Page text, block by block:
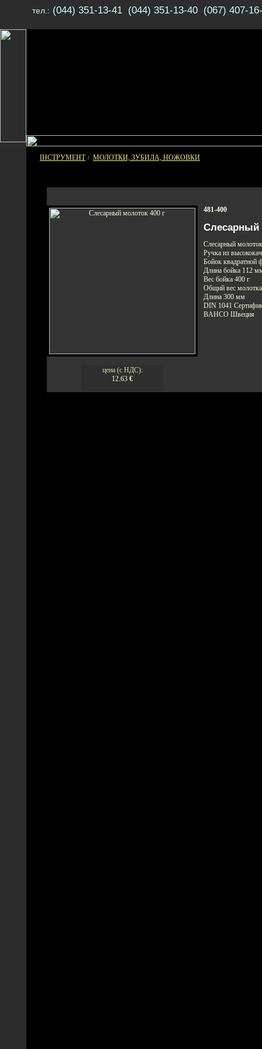
тел.: (044) 351-13-41 (044) 351-13-40 (067) 407-
ІНСТРУМЕНТ / МОЛОТКИ, ЗУБИЛА, НОЖОВКИ
цена (с НДС):
12.63 €
481-400
Слесарный
Слесарный
Ручка из
Бойок
Длина бойка 112
Вес бойка 400 г
Общий вес
Длина 300 мм
DIN 1041
BAHCO Швеция